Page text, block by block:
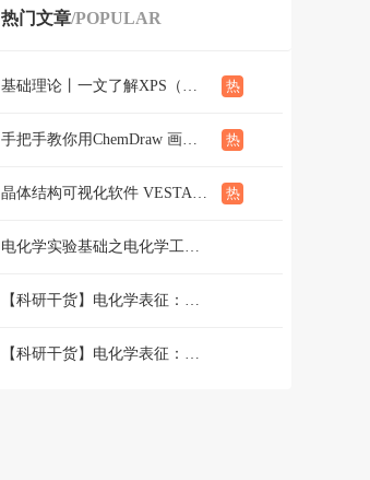
热门文章/POPULAR
基础理论丨一文了解XPS（概念、定性定量分析、分析方法、谱线结构）
手把手教你用ChemDraw 画化学结构式：基础篇
晶体结构可视化软件 VESTA使用教程（下篇）
电化学实验基础之电化学工作站篇 （二）三电极和两电极体系的搭建 和测试
【科研干货】电化学表征：循环伏安法详解（上）
【科研干货】电化学表征：循环伏安法详解（下）